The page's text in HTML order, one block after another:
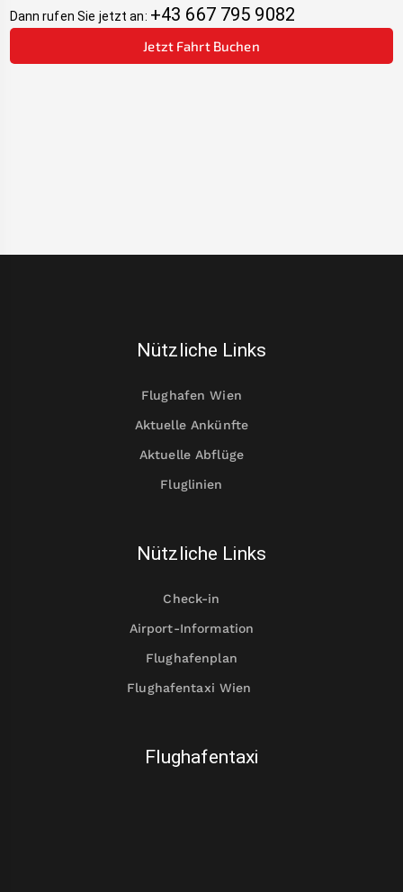
Dann rufen Sie jetzt an: +43 667 795 9082
Jetzt Fahrt Buchen
Nützliche Links
Flughafen Wien
Aktuelle Ankünfte
Aktuelle Abflüge
Fluglinien
Nützliche Links
Check-in
Airport-Information
Flughafenplan
Flughafentaxi Wien
Flughafentaxi